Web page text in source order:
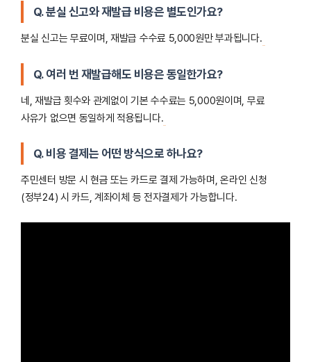
Q. 분실 신고와 재발급 비용은 별도인가요?
분실 신고는 무료이며, 재발급 수수료 5,000원만 부과됩니다.
Q. 여러 번 재발급해도 비용은 동일한가요?
네, 재발급 횟수와 관계없이 기본 수수료는 5,000원이며, 무료
사유가 없으면 동일하게 적용됩니다.
Q. 비용 결제는 어떤 방식으로 하나요?
주민센터 방문 시 현금 또는 카드로 결제 가능하며, 온라인 신청
(정부24) 시 카드, 계좌이체 등 전자결제가 가능합니다.